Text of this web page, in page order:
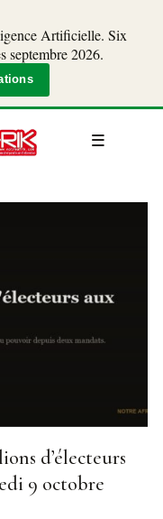
Artificielle. Six
septembre 2026.
d’électeurs
9 octobre